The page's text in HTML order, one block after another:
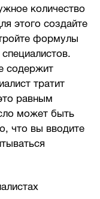
количество
этого создайте
формулы
содержит
тратит
равным
может быть
что вы вводите